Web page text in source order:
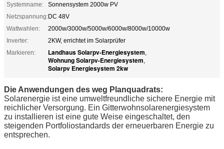
Systemname:
Sonnensystem 2000w PV
Netzspannung:DC 48V
Wattwahlen:
2000w/3000w/5000w/6000w/8000w/10000w
Inverter:
2KW, errichtet im Solarprüfer
Markieren:
Landhaus Solarpv-Energiesystem,
Wohnung Solarpv-Energiesystem,
Solarpv Energiesystem 2kw
Die Anwendungen des weg Planquadrats:
Solarenergie ist eine umweltfreundliche sichere Energie mit
reichlicher Versorgung. Ein Gitterwohnsolarenergiesystem
zu installieren ist eine gute Weise eingeschaltet, den
steigenden Portfoliostandards der erneuerbaren Energie zu
entsprechen.